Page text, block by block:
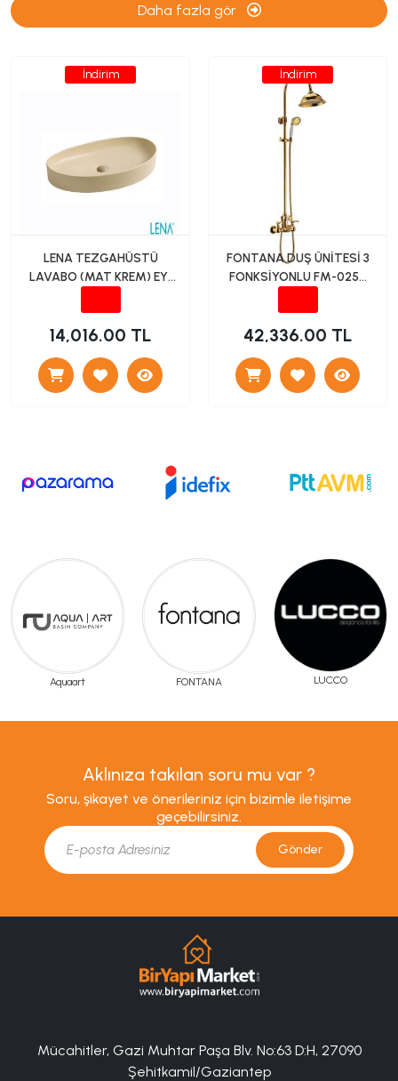
Daha fazla gör
İndirim
LENA TEZGAHÜSTÜ
LAVABO (MAT KREM) EY-
14,016.00 TL
İndirim
FONTANA DUŞ ÜNİTESİ 3
FONKSİYONLU FM-0252
42,336.00 TL
Aquaart FONTANA LUCCO
Aklınıza takılan soru mu var ?
Soru, şikayet ve önerileriniz için bizimle iletişime
geçebilirsiniz.
Gönder
Mücahitler, Gazi Muhtar Paşa Blv. No:63 D:H, 27090
Şehitkamil/Gaziantep